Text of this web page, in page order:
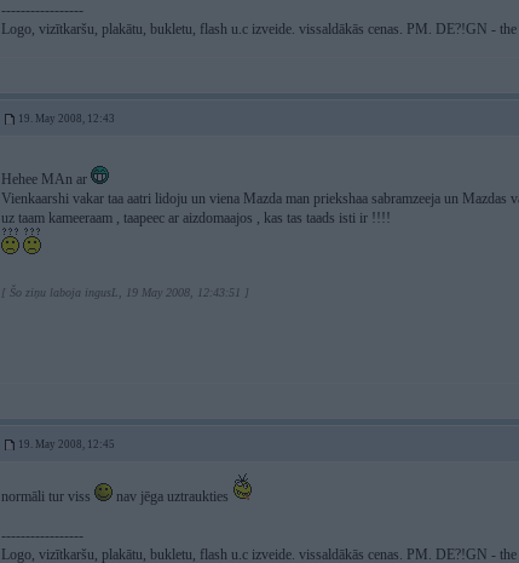
-----------------
Logo, vizītkaršu, plakātu, bukletu, flash u.c izveide. vissaldākās cenas. PM. DE?!GN -
19. May 2008, 12:43
Hehee MAn ar
Vienkaarshi vakar taa aatri lidoju un viena Mazda man priekshaa sabramzeeja un Mazdas
uz taam kameeraam , taapeec ar aizdomaajos , kas tas taads isti ir !!!!
[ Šo ziņu laboja ingusL, 19 May 2008, 12:43:51 ]
19. May 2008, 12:45
normāli tur viss nav jēga uztraukties
-----------------
Logo, vizītkaršu, plakātu, bukletu, flash u.c izveide. vissaldākās cenas. PM. DE?!GN -